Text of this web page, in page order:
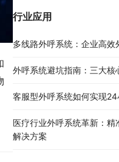
行业应用
多线路外呼系统：企业高效
外呼系统避坑指南：三大核
客服型外呼系统如何实现24
医疗行业外呼系统革新：精
解决方案​